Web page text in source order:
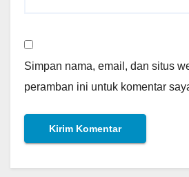
Simpan nama, email, dan situs
peramban ini untuk komentar